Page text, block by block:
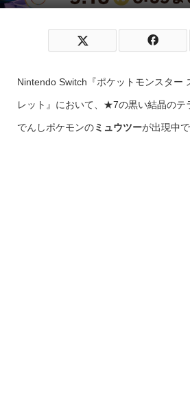
Nintendo Switch『ポケットモンスター
レット』において、★7の黒い結晶のテ
でんしポケモンのミュウツーが出現中で